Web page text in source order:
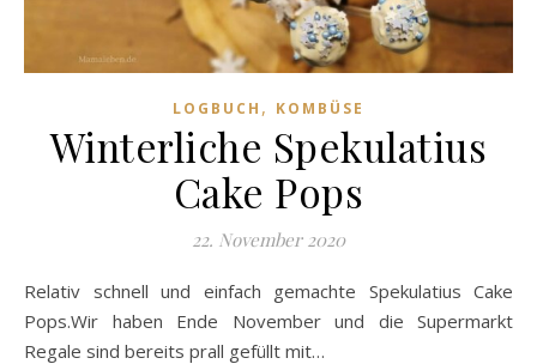
LOGBUCH , KOMBÜSE
Winterliche Spekulatius
Cake Pops
22. November 2020
Relativ schnell und einfach gemachte Spekulatius Cake
Pops.Wir haben Ende November und die Supermarkt
Regale sind bereits prall gefüllt mit…